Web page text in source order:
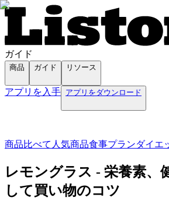
ガイド
商品 ガイド リソース
アプリを入手 アプリをダウンロード
商品比べて 人気商品食事プランダイエ
レモングラス - 栄養素、
して買い物のコツ